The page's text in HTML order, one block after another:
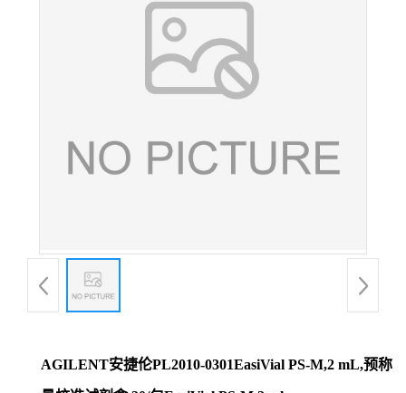
AGILENT安捷伦PL2010-0301EasiVial PS-M,2 mL,预称